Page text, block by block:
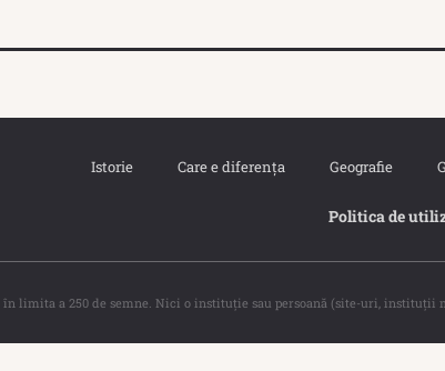
Istorie Care e diferența Geografie
Politica de
în limita a 250 de semne. Nici o instituţie sau persoană (site-uri,